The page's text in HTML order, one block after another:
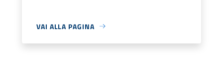
VAI ALLA PAGINA